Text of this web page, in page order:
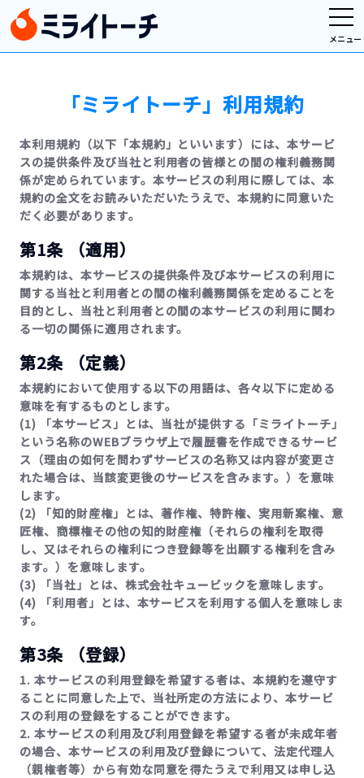
メニュー
「ミライトーチ」利用規約
本利用規約（以下「本規約」といいます）には、本サービ
スの提供条件及び当社と利用者の皆様との間の権利義務関
係が定められています。本サービスの利用に際しては、本
規約の全文をお読みいただいたうえで、本規約に同意いた
だく必要があります。
第1条 （適用）
本規約は、本サービスの提供条件及び本サービスの利用に
関する当社と利用者との間の権利義務関係を定めることを
目的とし、当社と利用者との間の本サービスの利用に関わ
る一切の関係に適用されます。
第2条 （定義）
本規約において使用する以下の用語は、各々以下に定める
意味を有するものとします。
(1) 「本サービス」とは、当社が提供する「ミライトーチ」
という名称のWEBブラウザ上で履歴書を作成できるサービ
ス（理由の如何を問わずサービスの名称又は内容が変更さ
れた場合は、当該変更後のサービスを含みます。）を意味
します。
(2) 「知的財産権」とは、著作権、特許権、実用新案権、意
匠権、商標権その他の知的財産権（それらの権利を取得
し、又はそれらの権利につき登録等を出願する権利を含み
ます。）を意味します。
(3) 「当社」とは、株式会社キュービックを意味します。
(4) 「利用者」とは、本サービスを利用する個人を意味しま
す。
第3条 （登録）
1. 本サービスの利用登録を希望する者は、本規約を遵守す
ることに同意した上で、当社所定の方法により、本サービ
スの利用の登録をすることができます。
2. 本サービスの利用及び利用登録を希望する者が未成年者
の場合、本サービスの利用及び登録について、法定代理人
（親権者等）から有効な同意を得たうえで利用又は申し込